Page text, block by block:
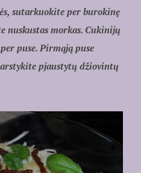
sutarkuokite per burokinę
nuskustas morkas. Cukinijų
puse. Pirmąją puse
pjaustytų džiovintų